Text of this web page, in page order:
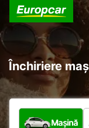
Închiriere
Ce tip de
Mașină